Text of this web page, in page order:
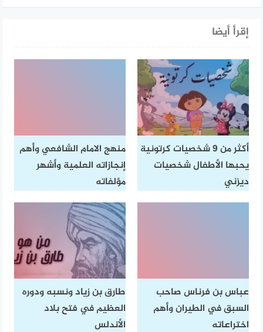
إقرأ أيضا
أكثر من 9 شخصيات كرتونية
يحبها الأطفال شخصيات
ديزني
منهج الامام الشافعي وأهم
إنجازاته العلمية وأشهر
مؤلفاته
عباس بن فرناس صاحب
السبق في الطيران وأهم
اختراعاته
طارق بن زياد ونسبه ودوره
العظيم في فتح بلاد
الأندلس